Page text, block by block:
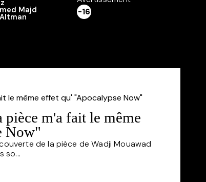
Majd -16
m'a fait le même
Now"
de la pièce de Wadji Mouawad
so...